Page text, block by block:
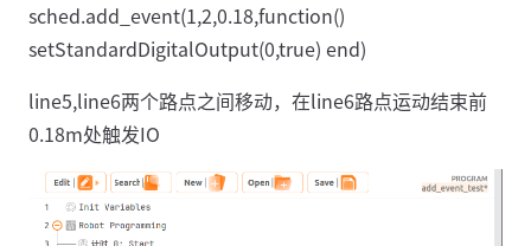
sched.add_event(1,2,0.18,function()
setStandardDigitalOutput(0,true) end)
line5,line6两个路点之间移动，在line6路点运动结束前
0.18m处触发IO